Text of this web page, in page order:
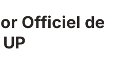
2200 m²/h
5800 m²/h
Officiel de